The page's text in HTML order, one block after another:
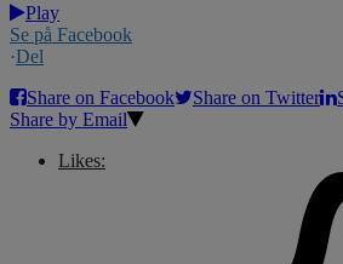
Play
Se på Facebook
·Del
Share on Facebook
Share on Twitter
Share by Email
Likes: